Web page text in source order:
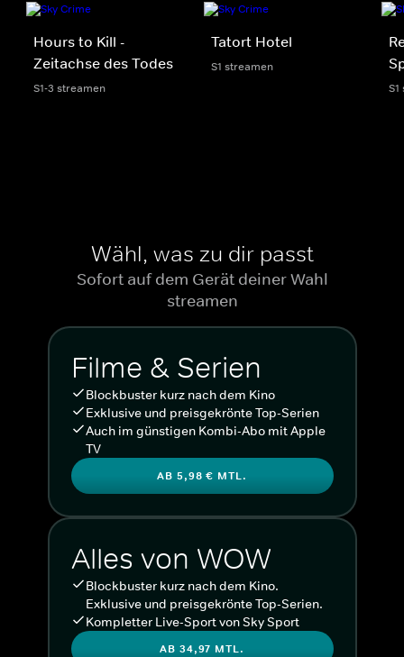
Hours to Kill -
Zeitachse des Todes
S1-3 streamen
Tatort Hotel
S1 streamen
Wähl, was zu dir passt
Sofort auf dem Gerät deiner Wahl
streamen
Filme & Serien
Blockbuster kurz nach dem Kino
Exklusive und preisgekrönte Top-Serien
Auch im günstigen Kombi-Abo mit Apple
TV
AB 5,98 € MTL.
Alles von WOW
Blockbuster kurz nach dem Kino.
Exklusive und preisgekrönte Top-Serien.
Kompletter Live-Sport von Sky Sport
AB 34,97 MTL.